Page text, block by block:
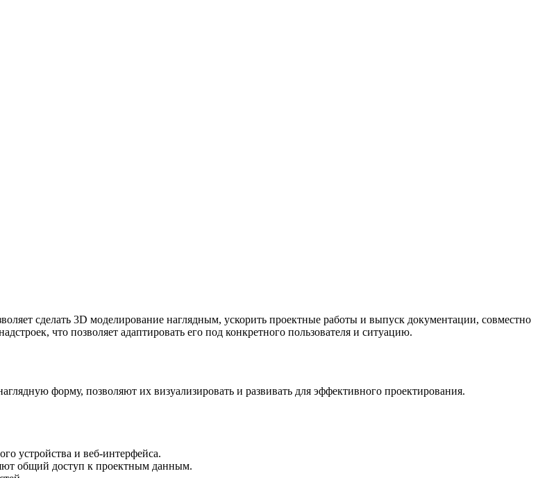
сделать 3D моделирование наглядным, ускорить проектные работы и выпуск документации, совместно
что позволяет адаптировать его под конкретного пользователя и ситуацию.
форму, позволяют их визуализировать и развивать для эффективного проектирования.
устройства и веб-интерфейса.
общий доступ к проектным данным.